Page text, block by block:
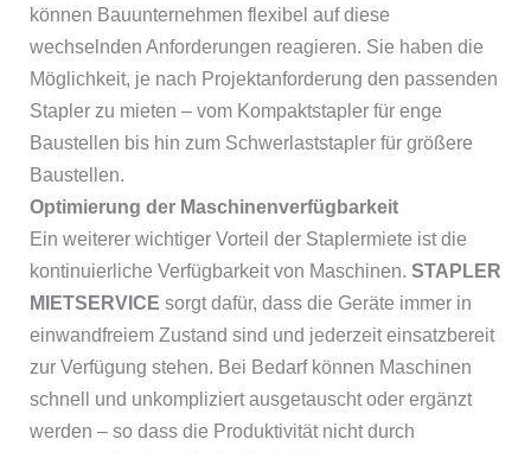
können Bauunternehmen flexibel auf diese
wechselnden Anforderungen reagieren. Sie haben die
Möglichkeit, je nach Projektanforderung den passenden
Stapler zu mieten – vom Kompaktstapler für enge
Baustellen bis hin zum Schwerlaststapler für größere
Baustellen.
Optimierung der Maschinenverfügbarkeit
Ein weiterer wichtiger Vorteil der Staplermiete ist die
kontinuierliche Verfügbarkeit von Maschinen. STAPLER
MIETSERVICE sorgt dafür, dass die Geräte immer in
einwandfreiem Zustand sind und jederzeit einsatzbereit
zur Verfügung stehen. Bei Bedarf können Maschinen
schnell und unkompliziert ausgetauscht oder ergänzt
werden – so dass die Produktivität nicht durch